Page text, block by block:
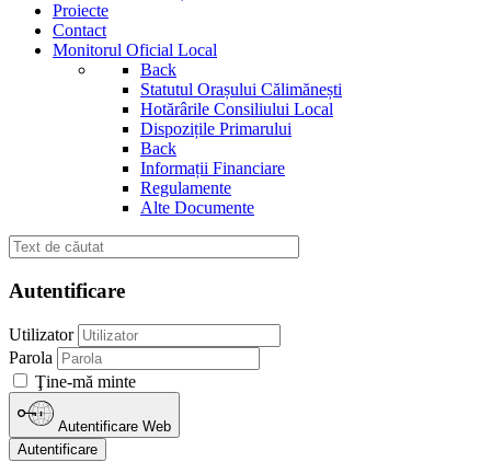
Proiecte
Contact
Monitorul Oficial Local
Back
Statutul Orașului Călimănești
Hotărârile Consiliului Local
Dispozițile Primarului
Back
Informații Financiare
Regulamente
Alte Documente
Autentificare
Utilizator
Parola
Ţine-mă minte
Autentificare Web
Autentificare